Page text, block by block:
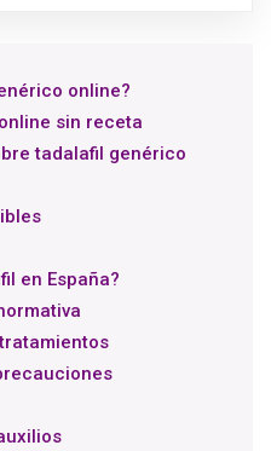
online?
sin receta
tadalafil genérico
en España?